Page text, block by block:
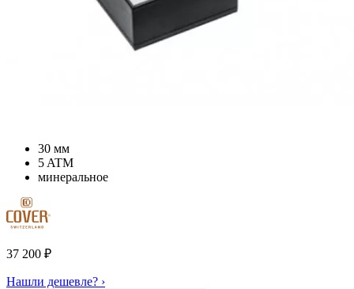
30 мм
5 ATM
минеральное
37 200 ₽
Нашли дешевле? ›